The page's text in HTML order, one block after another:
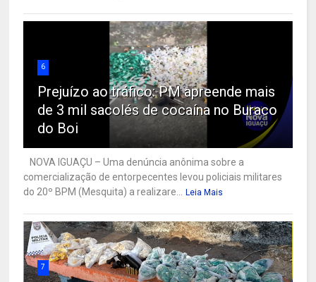
6
Prejuízo ao tráfico: PM apreende mais
de 3 mil sacolés de cocaína no Buraco
do Boi
NOVA IGUAÇU – Uma denúncia anônima sobre a
comercialização de entorpecentes levou policiais militares
do 20º BPM (Mesquita) a realizare...
Leia Mais
7